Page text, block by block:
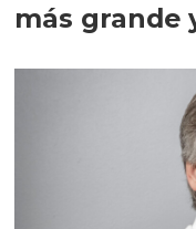
más grande